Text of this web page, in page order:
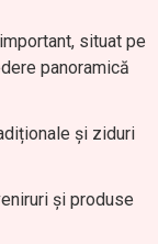
situat pe
panoramică
și ziduri
și produse